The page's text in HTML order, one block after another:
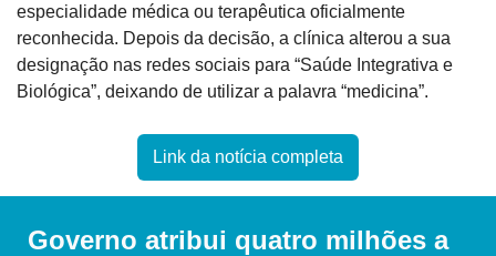
especialidade médica ou terapêutica oficialmente
reconhecida. Depois da decisão, a clínica alterou a sua
designação nas redes sociais para “Saúde Integrativa e
Biológica”, deixando de utilizar a palavra “medicina”.
Link da notícia completa
Governo atribui quatro milhões a